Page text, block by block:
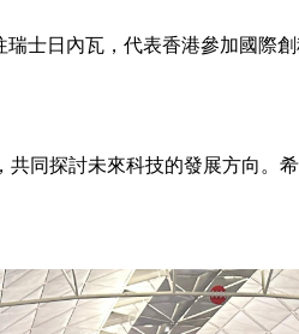
士日內瓦，代表香港參加國際
同探討未來科技的發展方向。